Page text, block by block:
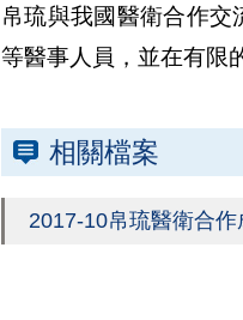
帛琉與我國醫衛合作
等醫事人員，並在有限
相關檔案
2017-10帛琉醫衛合